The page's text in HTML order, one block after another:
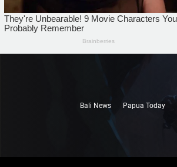
Bali News Papua Today